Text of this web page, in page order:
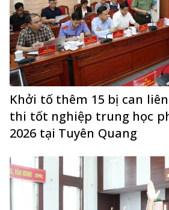
Khởi tố thêm 15 bị can
thi tốt nghiệp trung học
2026 tại Tuyên Quang